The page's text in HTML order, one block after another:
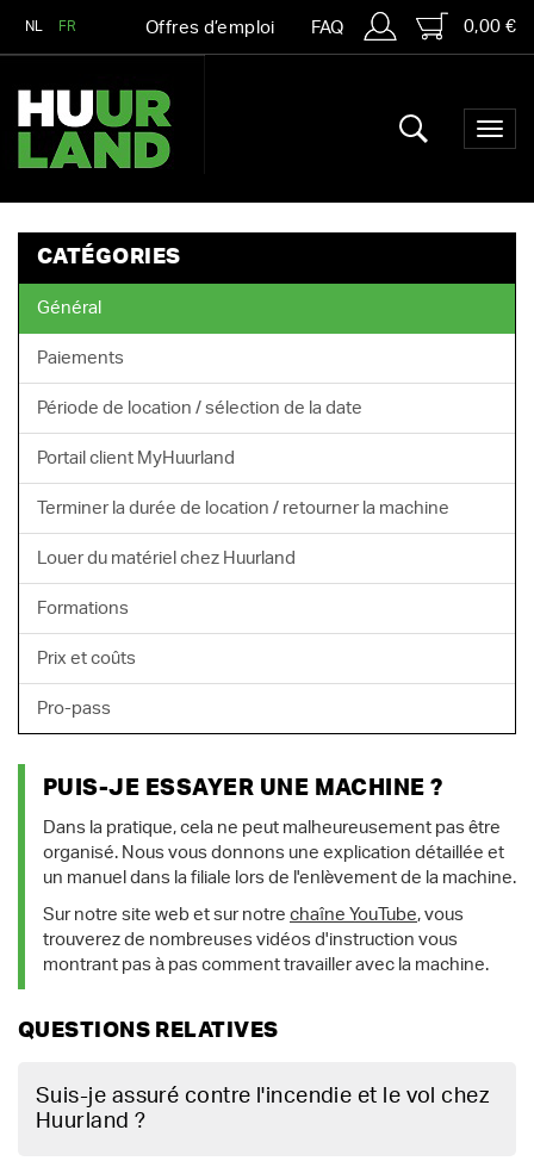
NL FR Offres d’emploi FAQ 0,00 €
CATÉGORIES
Général
Paiements
Période de location / sélection de la date
Portail client MyHuurland
Terminer la durée de location / retourner la machine
Louer du matériel chez Huurland
Formations
Prix et coûts
Pro-pass
PUIS-JE ESSAYER UNE MACHINE ?
Dans la pratique, cela ne peut malheureusement pas être
organisé. Nous vous donnons une explication détaillée et
un manuel dans la filiale lors de l'enlèvement de la machine.
Sur notre site web et sur notre chaîne YouTube, vous
trouverez de nombreuses vidéos d'instruction vous
montrant pas à pas comment travailler avec la machine.
QUESTIONS RELATIVES
Suis-je assuré contre l'incendie et le vol chez
Huurland ?